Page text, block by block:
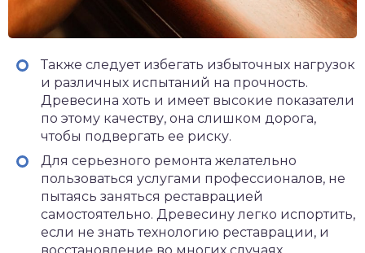
Также следует избегать избыточных нагрузок
и различных испытаний на прочность.
Древесина хоть и имеет высокие показатели
по этому качеству, она слишком дорога,
чтобы подвергать ее риску.
Для серьезного ремонта желательно
пользоваться услугами профессионалов, не
пытаясь заняться реставрацией
самостоятельно. Древесину легко испортить,
если не знать технологию реставрации, и